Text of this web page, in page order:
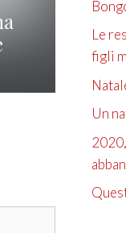
Le
figli
Un